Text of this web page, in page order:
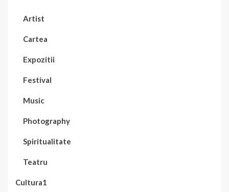
Artist
Cartea
Expozitii
Festival
Music
Photography
Spiritualitate
Teatru
Cultura1